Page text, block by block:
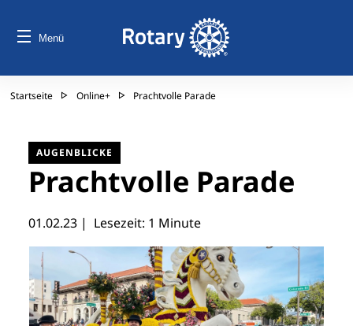
Menü
Startseite Online+ Prachtvolle Parade
AUGENBLICKE
Prachtvolle Parade
01.02.23 | Lesezeit: 1 Minute